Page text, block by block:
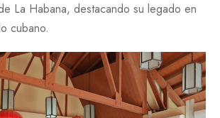
La Habana, destacando su legado en
cubano.